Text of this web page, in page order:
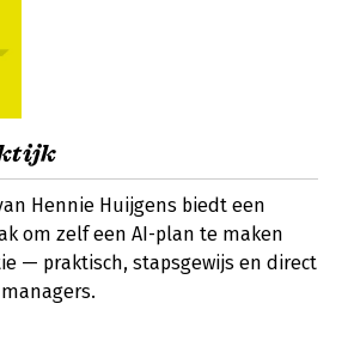
Hennie Huijgens biedt een
om zelf een AI-plan te maken
— praktisch, stapsgewijs en direct